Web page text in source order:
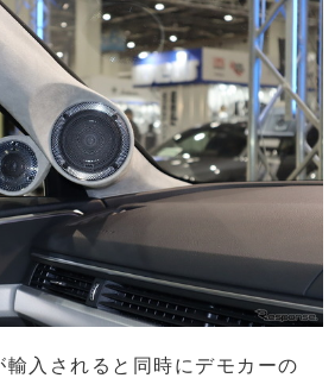
輸入されると同時にデモカーの